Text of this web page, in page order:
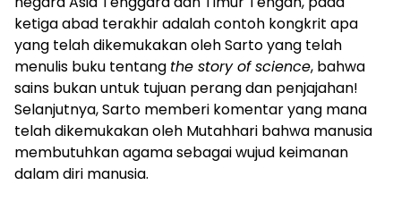
ketiga abad terakhir adalah contoh kongkrit apa
yang telah dikemukakan oleh Sarto yang telah
menulis buku tentang the story of science, bahwa
sains bukan untuk tujuan perang dan penjajahan!
Selanjutnya, Sarto memberi komentar yang mana
telah dikemukakan oleh Mutahhari bahwa manusia
membutuhkan agama sebagai wujud keimanan
dalam diri manusia.